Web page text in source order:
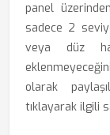
panel
sadece 2
veya düz
olarak
tıklayarak ilgili